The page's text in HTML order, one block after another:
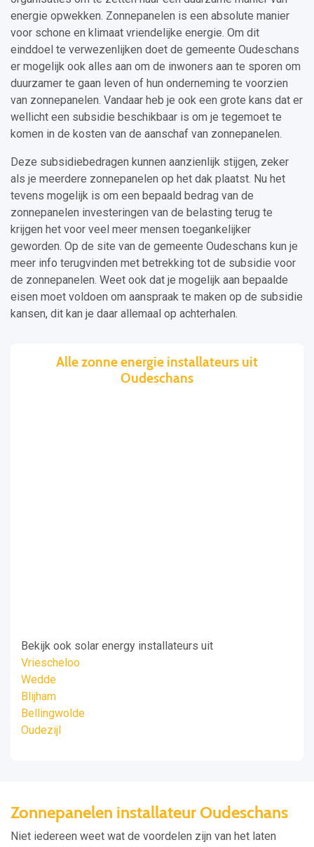
energie opwekken. Zonnepanelen is een absolute manier
voor schone en klimaat vriendelijke energie. Om dit
einddoel te verwezenlijken doet de gemeente Oudeschans
er mogelijk ook alles aan om de inwoners aan te sporen om
duurzamer te gaan leven of hun onderneming te voorzien
van zonnepanelen. Vandaar heb je ook een grote kans dat er
wellicht een subsidie beschikbaar is om je tegemoet te
komen in de kosten van de aanschaf van zonnepanelen.
Deze subsidiebedragen kunnen aanzienlijk stijgen, zeker
als je meerdere zonnepanelen op het dak plaatst. Nu het
tevens mogelijk is om een bepaald bedrag van de
zonnepanelen investeringen van de belasting terug te
krijgen het voor veel meer mensen toegankelijker
geworden. Op de site van de gemeente Oudeschans kun je
meer info terugvinden met betrekking tot de subsidie voor
de zonnepanelen. Weet ook dat je mogelijk aan bepaalde
eisen moet voldoen om aanspraak te maken op de subsidie
kansen, dit kan je daar allemaal op achterhalen.
Alle zonne energie installateurs uit
Oudeschans
Bekijk ook solar energy installateurs uit
Vriescheloo
Wedde
Blijham
Bellingwolde
Oudezijl
Zonnepanelen installateur Oudeschans
Niet iedereen weet wat de voordelen zijn van het laten